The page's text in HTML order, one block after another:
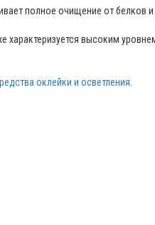
полное очищение от белков
характеризуется высоким
оклейки и осветления.